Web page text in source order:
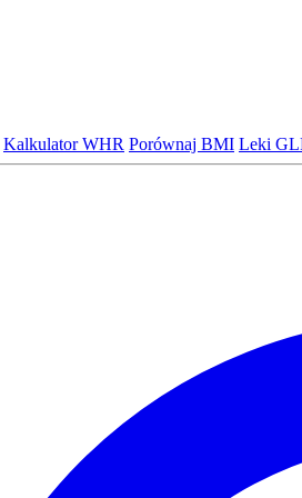
Kalkulator WHR Porównaj BMI Leki